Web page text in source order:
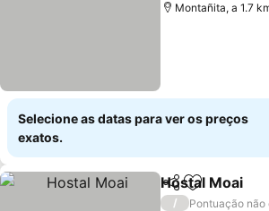
Montañita, a 1.7
Selecione as datas para ver os preços
exatos.
PartilharAdicionar
Hostal Moai
/
Pontuação não